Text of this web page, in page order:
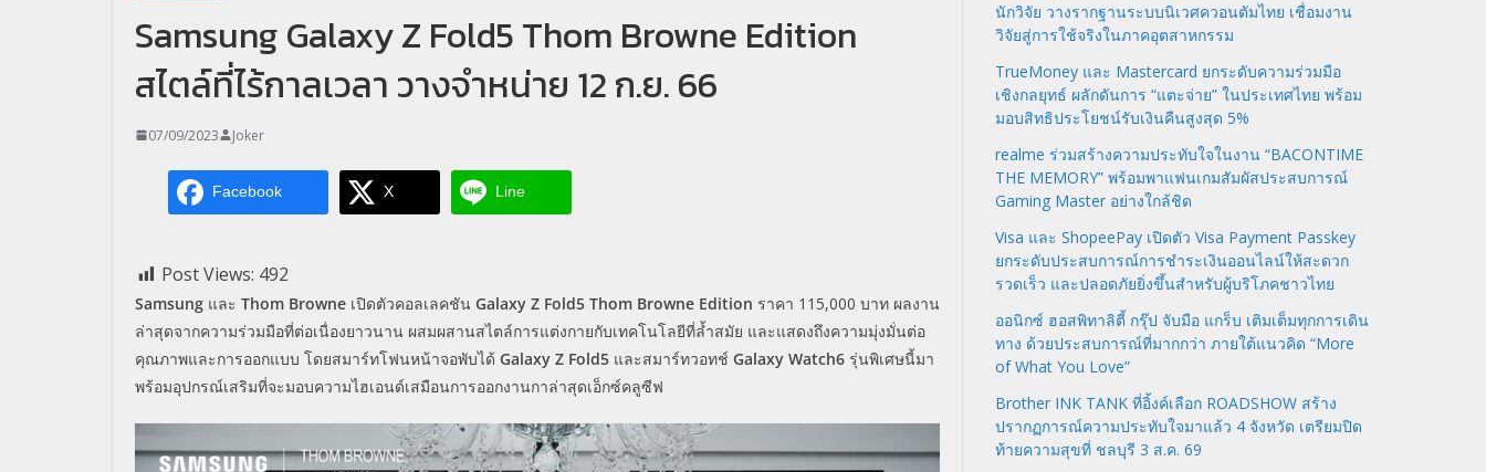
Samsung Galaxy Z Fold5 Thom Browne Edition
สไตล์ที่ไร้กาลเวลา วางจำหน่าย 12 ก.ย. 66
07/09/2023 Joker
Facebook X Line
Post Views: 492
Samsung และ Thom Browne เปิดตัวคอลเลคชัน Galaxy Z Fold5 Thom Browne Edition ราคา 115,000 บาท ผลงาน
ล่าสุดจากความร่วมมือที่ต่อเนื่องยาวนาน ผสมผสานสไตล์การแต่งกายกับเทคโนโลยีที่ล้ำสมัย และแสดงถึงความมุ่งมั่นต่อ
คุณภาพและการออกแบบ โดยสมาร์ทโฟนหน้าจอพับได้ Galaxy Z Fold5 และสมาร์ทวอทช์ Galaxy Watch6 รุ่นพิเศษนี้มา
พร้อมอุปกรณ์เสริมที่จะมอบความไฮเอนด์เสมือนการออกงานกาล่าสุดเอ็กซ์คลูซีฟ
นักวิจัย วางรากฐานระบบนิเวศควอนตัมไทย เชื่อมงาน
วิจัยสู่การใช้จริงในภาคอุตสาหกรรม
TrueMoney และ Mastercard ยกระดับความร่วมมือ
เชิงกลยุทธ์ ผลักดันการ “แตะจ่าย” ในประเทศไทย พร้อม
มอบสิทธิประโยชน์รับเงินคืนสูงสุด 5%
realme ร่วมสร้างความประทับใจในงาน “BACONTIME
THE MEMORY” พร้อมพาแฟนเกมสัมผัสประสบการณ์
Gaming Master อย่างใกล้ชิด
Visa และ ShopeePay เปิดตัว Visa Payment Passkey
ยกระดับประสบการณ์การชำระเงินออนไลน์ให้สะดวก
รวดเร็ว และปลอดภัยยิ่งขึ้นสำหรับผู้บริโภคชาวไทย
ออนิกซ์ ฮอสพิทาลิตี้ กรุ๊ป จับมือ แกร็บ เติมเต็มทุกการเดิน
ทาง ด้วยประสบการณ์ที่มากกว่า ภายใต้แนวคิด “More
of What You Love”
Brother INK TANK ที่อิ้งค์เลือก ROADSHOW สร้าง
ปรากฏการณ์ความประทับใจมาแล้ว 4 จังหวัด เตรียมปิด
ท้ายความสุขที่ ชลบุรี 3 ส.ค. 69